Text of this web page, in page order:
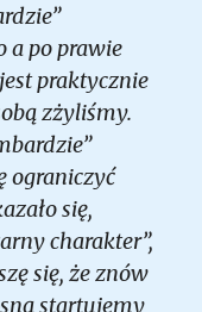
a po prawie
praktycznie
zżyliśmy.
ograniczyć
się,
charakter”,
się, że znów
startujemy